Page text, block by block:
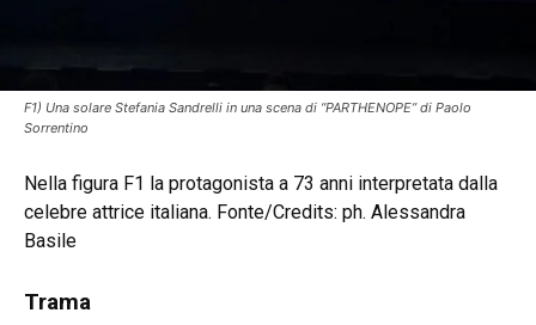
F1) Una solare Stefania Sandrelli in una scena di “PARTHENOPE” di Paolo
Sorrentino
Nella figura F1 la protagonista a 73 anni interpretata dalla
celebre attrice italiana. Fonte/Credits: ph. Alessandra
Basile
Trama